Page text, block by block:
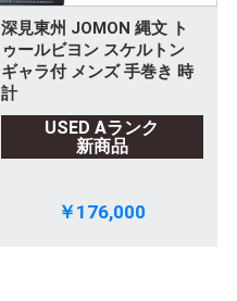
深見東州 JOMON 縄文 ト
ゥールビヨン スケルトン
ギャラ付 メンズ 手巻き 時
計
USED Aランク
新商品
￥176,000